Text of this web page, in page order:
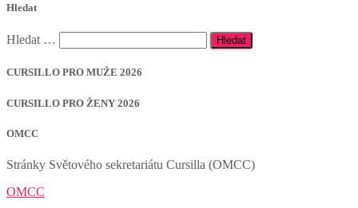
Hledat
Vyhledávání
Hledat …
CURSILLO PRO MUŽE 2026
CURSILLO PRO ŽENY 2026
OMCC
Stránky Světového sekretariátu Cursilla (OMCC)
OMCC